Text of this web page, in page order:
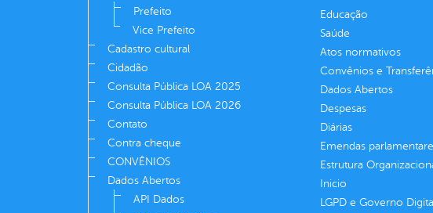
Prefeito
Vice Prefeito
Cadastro cultural
Cidadão
Consulta Pública LOA 2025
Consulta Pública LOA 2026
Contato
Contra cheque
CONVÊNIOS
Dados Abertos
API Dados
Educação
Saúde
Atos normativos
Convênios e
Dados Abertos
Despesas
Diárias
Emendas
Estrutura
Inicio
LGPD e Governo